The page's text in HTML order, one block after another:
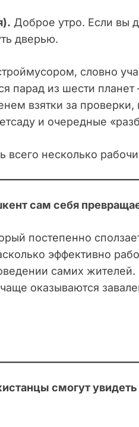
Доброе утро. Если вы
дверью.
словно
парад из шести планет
взятки за проверки,
и очередные
несколько
сам себя
постепенно
эффективно
самих
оказываются
смогут